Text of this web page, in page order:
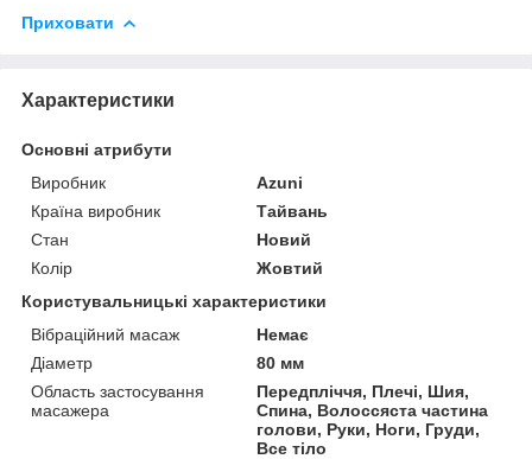
Приховати
Характеристики
Основні атрибути
Виробник
Azuni
Країна виробник
Тайвань
Стан
Новий
Колір
Жовтий
Користувальницькі характеристики
Вібраційний масаж
Немає
Діаметр
80 мм
Область застосування
масажера
Передпліччя, Плечі, Шия,
Спина, Волоссяста частина
голови, Руки, Ноги, Груди,
Все тіло